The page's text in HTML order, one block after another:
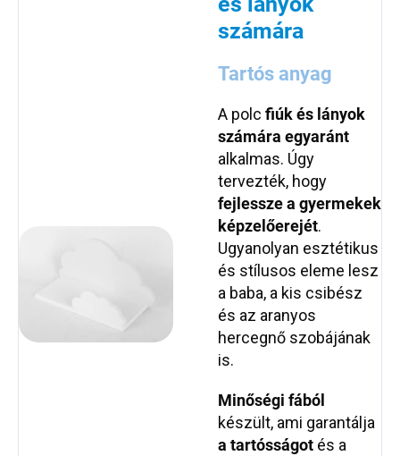
számára
Tartós anyag
A polc fiúk és lányok
számára egyaránt
alkalmas. Úgy
tervezték, hogy
fejlessze a gyermekek
képzelőerejét.
Ugyanolyan esztétikus
és stílusos eleme lesz
a baba, a kis csibész
és az aranyos
hercegnő szobájának
is.
Minőségi fából
készült, ami garantálja
a tartósságot és a